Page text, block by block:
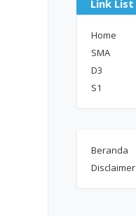
Link List
Home
SMA
D3
S1
Beranda
Disclaimer